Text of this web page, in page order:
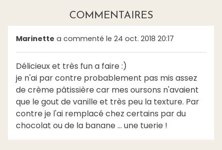
COMMENTAIRES
Marinette a commenté le 24 oct. 2018 20:17
Délicieux et très fun a faire :)
je n'ai par contre probablement pas mis assez
de crème pâtissière car mes oursons n'avaient
que le gout de vanille et très peu la texture. Par
contre je l'ai remplacé chez certains par du
chocolat ou de la banane ... une tuerie !